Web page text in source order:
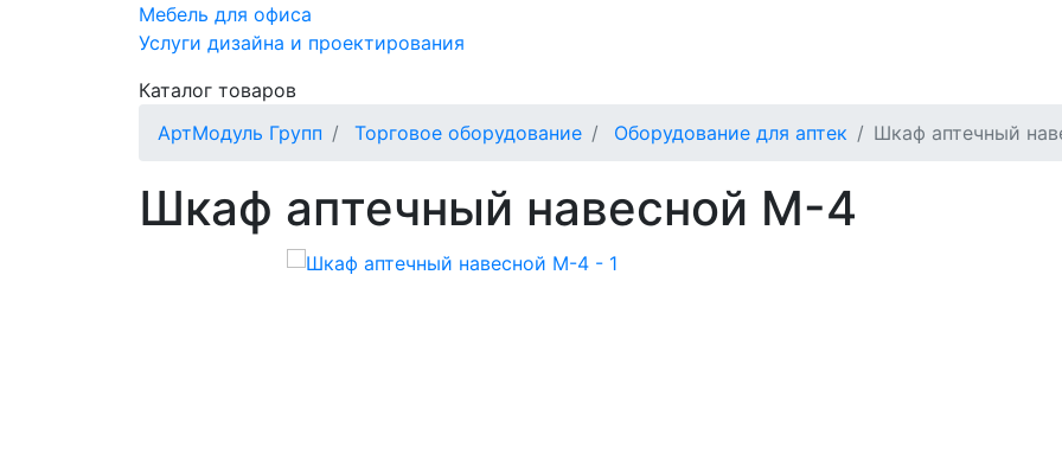
Мебель для офиса
Услуги дизайна и проектирования
Каталог товаров
АртМодуль Групп
Торговое оборудование Оборудование для аптек Шкаф аптечный
Шкаф аптечный навесной М-4